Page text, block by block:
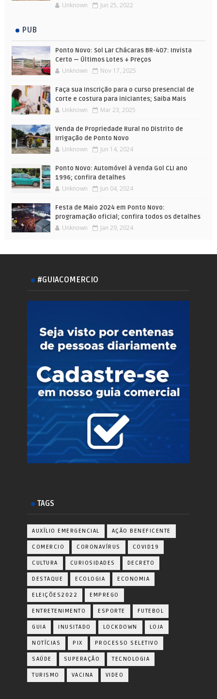
Unknown Jun 25, 2022
PUB
Ponto Novo: Sol Lar Chácaras BR-407: Invista
Certo — Últimos Lotes + Preços
Unknown Nov 17, 2025
Faça sua Inscrição para o curso presencial de
corte e costura para iniciantes; Saiba Mais
Unknown Mar 23, 2025
Venda de Propriedade Rural no Distrito de
Irrigação de Ponto Novo
Unknown Jun 14, 2024
Ponto Novo: Automóvel à venda Gol CLI ano
1996; confira detalhes
Unknown Jun 04, 2024
Festa de Maio 2024 em Ponto Novo:
programação oficial; confira todos os detalhes
Unknown Jan 29, 2024
#GUIACOMERCIO
TAGS
AUXÍLIO EMERGENCIAL AÇÃO BENEFICENTE
COMERCIO CORONAVÍRUS COVID19
CULTURA CURIOSIDADES DECRETO
DESTAQUE ECOLOGIA ECONOMIA
ELEIÇÕES2022 EMPREGO
ENTRETENIMENTO ESPORTE FUTEBOL
GUIA INUSITADO LOCKDOWN LOJA
NOTÍCIAS PIX PROCESSO SELETIVO
SAÚDE SUPERAÇÃO TECNOLOGIA
TURISMO VACINA VIDEO